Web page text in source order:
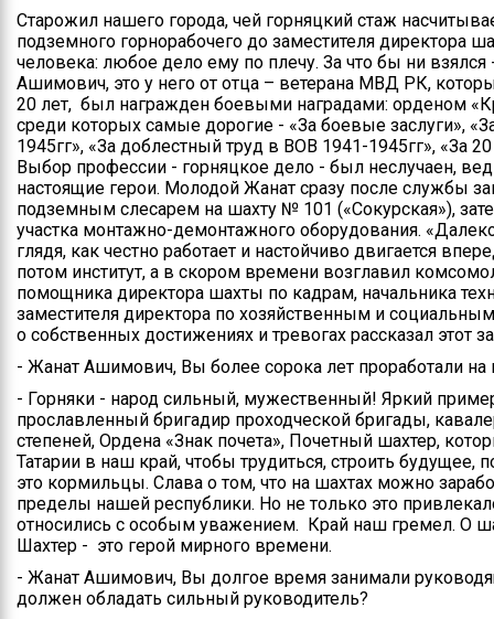
Культура
Ими гордится город
Школьные будни
Коммунальная сфера
Старожил нашего города, чей горняцкий стаж
подземного горнорабочего до заместителя директора
человека: любое дело ему по плечу. За что бы ни
Ашимович, это у него от отца – ветерана МВД РК,
20 лет, был награжден боевыми наградами: орденом
среди которых самые дорогие - «За боевые заслуги»,
1945гг», «За доблестный труд в ВОВ 1941-1945гг», «За
Выбор профессии - горняцкое дело - был неслучаен,
настоящие герои. Молодой Жанат сразу после службы
подземным слесарем на шахту № 101 («Сокурская»),
участка монтажно-демонтажного оборудования.
глядя, как честно работает и настойчиво двигается
потом институт, а в скором времени возглавил
помощника директора шахты по кадрам, начальника
заместителя директора по хозяйственным и
о собственных достижениях и тревогах рассказал этот
- Жанат Ашимович, Вы более сорока лет проработали
- Горняки - народ сильный, мужественный! Яркий
прославленный бригадир проходческой бригады,
степеней, Ордена «Знак почета», Почетный шахтер,
Татарии в наш край, чтобы трудиться, строить
это кормильцы. Слава о том, что на шахтах можно
пределы нашей республики. Но не только это
относились с особым уважением. Край наш гремел. О
Шахтер - это герой мирного времени.
- Жанат Ашимович, Вы долгое время занимали
должен обладать сильный руководитель?